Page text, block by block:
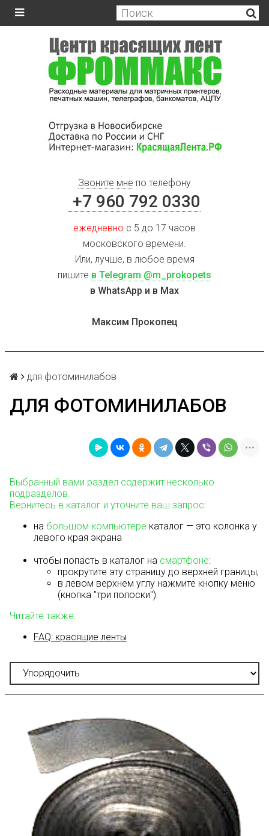
Звоните мне по телефону
+7 960 792 0330
ежедневно с 5 до 17 часов
московского времени.
Или, лучше, в любое время
пишите в Telegram @m_prokopets
в WhatsApp и в Max
Максим Прокопец
для фотоминилабов
ДЛЯ ФОТОМИНИЛАБОВ
Выбранный вами раздел содержит несколько
подразделов.
Вернитесь в каталог и уточните ваш запрос:
на большом компьютере каталог — это колонка у
левого края экрана
чтобы попасть в каталог на смартфоне:
прокрутите эту страницу до верхней границы,
в левом верхнем углу нажмите кнопку меню
(кнопка "три полоски").
Читайте также:
FAQ: красящие ленты